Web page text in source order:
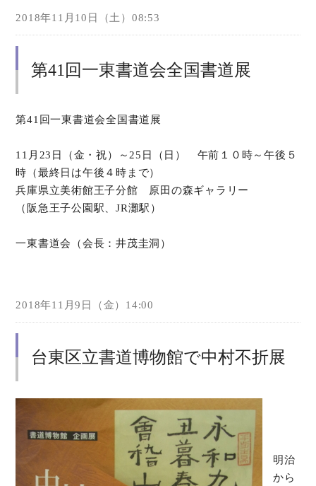
2018年11月10日（土）08:53
第41回一東書道会全国書道展
第41回一東書道会全国書道展
11月23日（金・祝）～25日（日） 午前１０時～午後５
時（最終日は午後４時まで）
兵庫県立美術館王子分館 原田の森ギャラリー
（阪急王子公園駅、JR灘駅）
一東書道会（会長：井茂圭洞）
2018年11月9日（金）14:00
台東区立書道博物館で中村不折展
明治
から